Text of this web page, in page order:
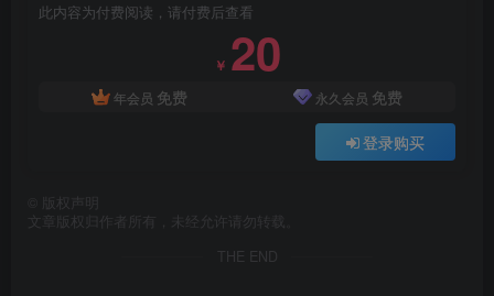
此内容为付费阅读，请付费后查看
￥ 20
年会员 免费 永久会员 免费
登录购买
版权声明
文章版权归作者所有，未经允许请勿转载。
THE END